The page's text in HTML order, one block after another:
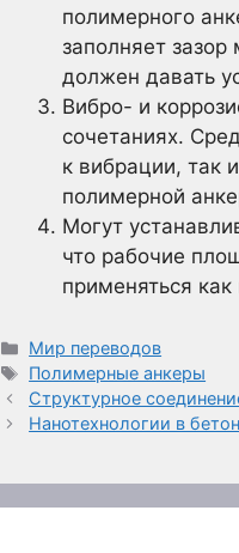
полимерного
заполняет
должен давать
Вибро- и
сочетаниях.
к вибрации, так
полимерной
Могут
что рабочие
применяться
Рубрики
Мир переводов
Метки
Полимерные анкеры
Структурное
Нанотехнологии в